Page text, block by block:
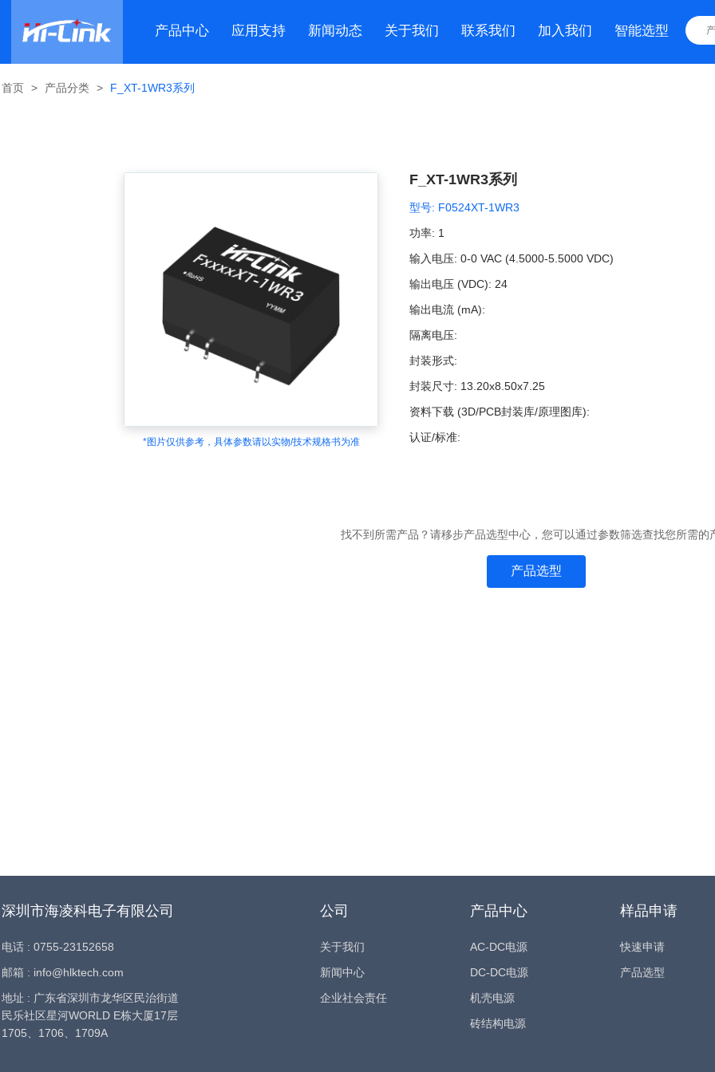
产品中心 应用支持 新闻动态 关于我们 联系我们 加入我们 智能选型
首页 > 产品分类 > F_XT-1WR3系列
*图片仅供参考，具体参数请以实物/技术规格书为准
F_XT-1WR3系列
型号: F0524XT-1WR3
功率: 1
输入电压:0-0 VAC (4.5000-5.5000 VDC)
输出电压 (VDC): 24
输出电流 (mA):
隔离电压:
封装形式:
封装尺寸: 13.20x8.50x7.25
资料下载 (3D/PCB封装库/原理图库):
认证/标准:
找不到所需产品？请移步产品选型中心，您可以通过参数筛选查找您所需的
产品选型
深圳市海凌科电子有限公司
电话 : 0755-23152658
邮箱 : info@hlktech.com
地址 : 广东省深圳市龙华区民治街道
民乐社区星河WORLD E栋大厦17层
1705、1706、1709A
公司
关于我们
新闻中心
企业社会责任
产品中心
AC-DC电源
DC-DC电源
机壳电源
砖结构电源
样品申请
快速申请
产品选型